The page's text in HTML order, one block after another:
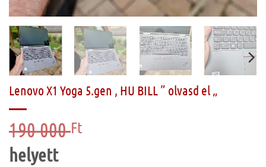
Lenovo X1 Yoga 5.gen , HU BILL ” olvasd el „
190 000Ft